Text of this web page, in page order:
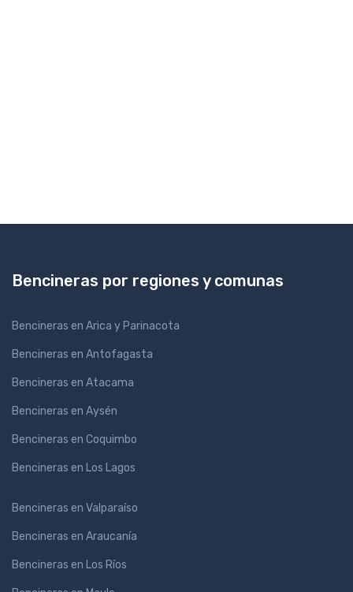
Bencineras por regiones y comunas
Bencineras en Arica y Parinacota
Bencineras en Antofagasta
Bencineras en Atacama
Bencineras en Aysén
Bencineras en Coquimbo
Bencineras en Los Lagos
Bencineras en Valparaíso
Bencineras en Araucanía
Bencineras en Los Ríos